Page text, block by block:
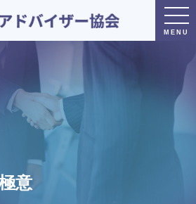
アドバイザー協会とは？
意